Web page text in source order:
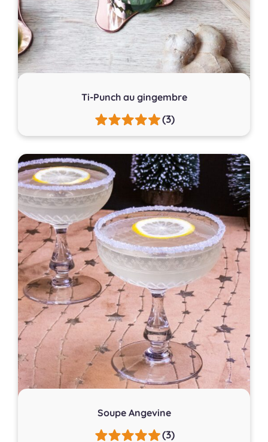
Ti-Punch au gingembre
(3)
Soupe Angevine
(3)